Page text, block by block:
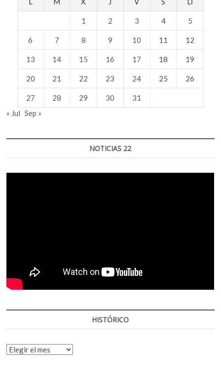
1 2 3 4 5
6 7 8 9 10 11 12
13 14 15 16 17 18 19
20 21 22 23 24 25 26
27 28 29 30
31
« Jul Sep »
NOTICIAS 22
HISTÓRICO
HISTÓRICO